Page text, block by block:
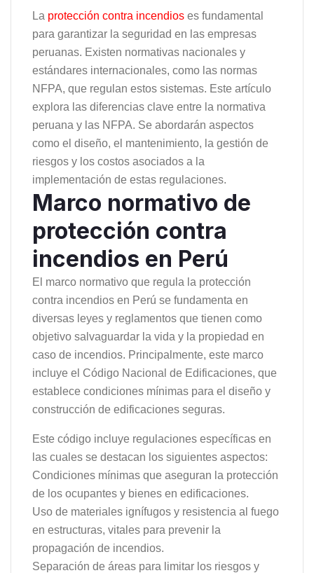
La protección contra incendios es fundamental
para garantizar la seguridad en las empresas
peruanas. Existen normativas nacionales y
estándares internacionales, como las normas
NFPA, que regulan estos sistemas. Este artículo
explora las diferencias clave entre la normativa
peruana y las NFPA. Se abordarán aspectos
como el diseño, el mantenimiento, la gestión de
riesgos y los costos asociados a la
implementación de estas regulaciones.
Marco normativo de
protección contra
incendios en Perú
El marco normativo que regula la protección
contra incendios en Perú se fundamenta en
diversas leyes y reglamentos que tienen como
objetivo salvaguardar la vida y la propiedad en
caso de incendios. Principalmente, este marco
incluye el Código Nacional de Edificaciones, que
establece condiciones mínimas para el diseño y
construcción de edificaciones seguras.
Este código incluye regulaciones específicas en
las cuales se destacan los siguientes aspectos:
Condiciones mínimas que aseguran la protección
de los ocupantes y bienes en edificaciones.
Uso de materiales ignífugos y resistencia al fuego
en estructuras, vitales para prevenir la
propagación de incendios.
Separación de áreas para limitar los riesgos y